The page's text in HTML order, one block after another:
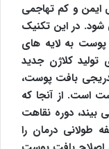
ایمن و کم تهاجمی
در این تکنیک
به لایه های
کلاژن جدید
بافت پوست،
است. از آنجا که
دوره نقاهت
طولانی درمان را